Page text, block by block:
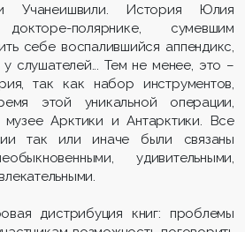
Учанеишвили. История Юлия
полярнике, сумевшим
себе воспалившийся аппендикс,
слушателей... Тем не менее, это –
так как набор инструментов,
этой уникальной операции,
музее Арктики и Антарктики. Все
так или иначе были связаны
удивительными,
дистрибуция книг: проблемы